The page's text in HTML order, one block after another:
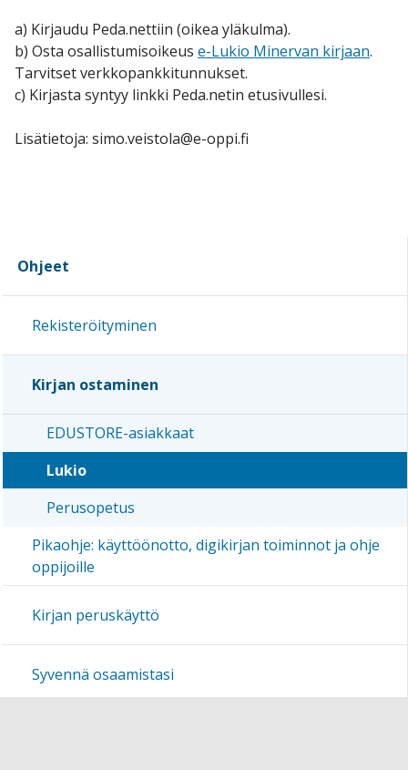
a) Kirjaudu Peda.nettiin (oikea yläkulma).
b) Osta osallistumisoikeus e-Lukio Minervan kirjaan.
Tarvitset verkkopankkitunnukset.
c) Kirjasta syntyy linkki Peda.netin etusivullesi.
Lisätietoja: simo.veistola@e-oppi.fi
Ohjeet
Rekisteröityminen
Kirjan ostaminen
EDUSTORE-asiakkaat
Lukio
Perusopetus
Pikaohje: käyttöönotto, digikirjan toiminnot ja ohje
oppijoille
Kirjan peruskäyttö
Syvennä osaamistasi